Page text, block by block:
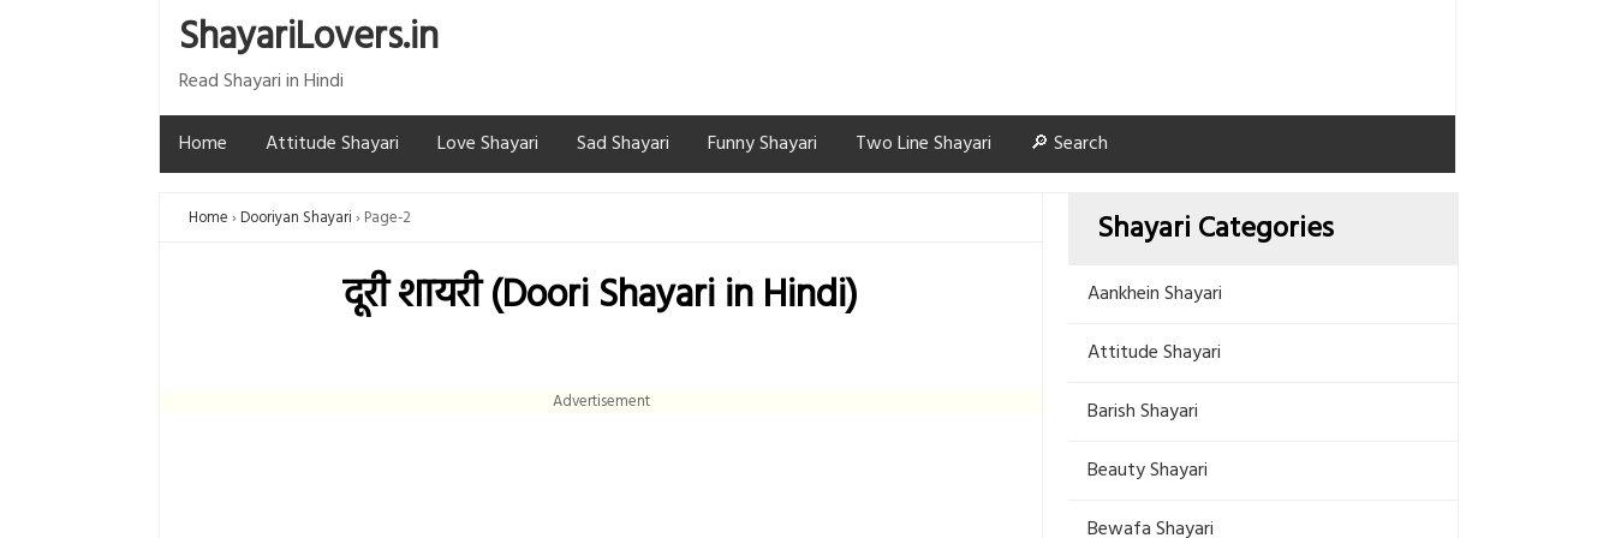
ShayariLovers.in
Read Shayari in Hindi
Home
Attitude Shayari Love Shayari Sad Shayari Funny Shayari Two Line Shayari 🔎 Search
Home Dooriyan Shayari Page-2
दूरी शायरी (Doori Shayari in Hindi)
Advertisement
Shayari Categories
Aankhein Shayari
Attitude Shayari
Barish Shayari
Beauty Shayari
Bewafa Shayari